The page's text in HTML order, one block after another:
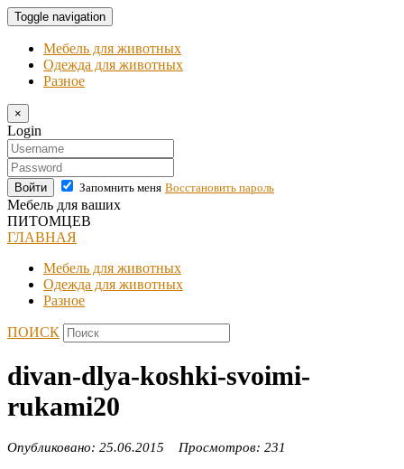
Toggle navigation
Мебель для животных
Одежда для животных
Разное
×
Login
Войти Запомнить меня Восстановить пароль
Мебель для ваших
ПИТОМЦЕВ
ГЛАВНАЯ
Мебель для животных
Одежда для животных
Разное
ПОИСК
divan-dlya-koshki-svoimi-
rukami20
Опубликовано: 25.06.2015 Просмотров: 231